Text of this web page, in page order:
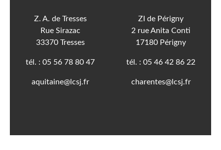
Z. A. de Tresses
Rue Sirazac
33370 Tresses
05 56 78 80 47
aquitaine@lcsj.fr
ZI de Périgny
2 rue Anita Conti
17180 Périgny
05 46 42 86 22
charentes@lcsj.fr